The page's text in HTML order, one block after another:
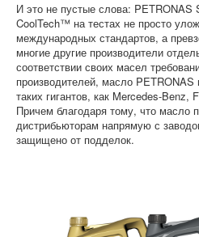
И это не пустые слова: PETRONAS
CoolTech™ на тестах не просто
международных стандартов, а
многие другие производители
соответствии своих масел
производителей, масло
таких гигантов, как Mercedes-Benz,
Причем благодаря тому, что масло
дистрибьюторам напрямую с
защищено от подделок.